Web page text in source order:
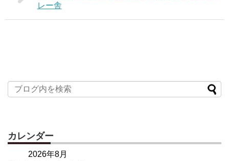
レー舎
カレンダー
2026年8月